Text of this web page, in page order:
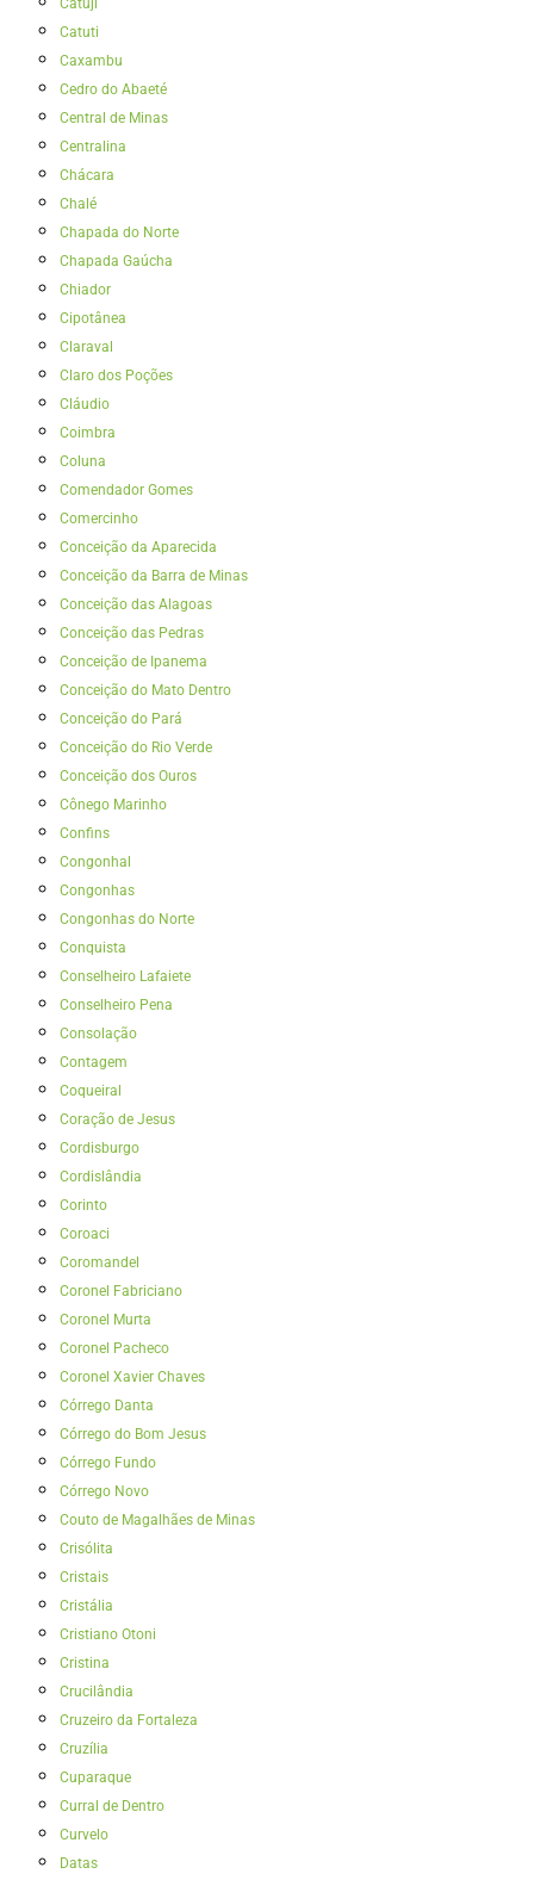
Catuji
Catuti
Caxambu
Cedro do Abaeté
Central de Minas
Centralina
Chácara
Chalé
Chapada do Norte
Chapada Gaúcha
Chiador
Cipotânea
Claraval
Claro dos Poções
Cláudio
Coimbra
Coluna
Comendador Gomes
Comercinho
Conceição da Aparecida
Conceição da Barra de Minas
Conceição das Alagoas
Conceição das Pedras
Conceição de Ipanema
Conceição do Mato Dentro
Conceição do Pará
Conceição do Rio Verde
Conceição dos Ouros
Cônego Marinho
Confins
Congonhal
Congonhas
Congonhas do Norte
Conquista
Conselheiro Lafaiete
Conselheiro Pena
Consolação
Contagem
Coqueiral
Coração de Jesus
Cordisburgo
Cordislândia
Corinto
Coroaci
Coromandel
Coronel Fabriciano
Coronel Murta
Coronel Pacheco
Coronel Xavier Chaves
Córrego Danta
Córrego do Bom Jesus
Córrego Fundo
Córrego Novo
Couto de Magalhães de Minas
Crisólita
Cristais
Cristália
Cristiano Otoni
Cristina
Crucilândia
Cruzeiro da Fortaleza
Cruzília
Cuparaque
Curral de Dentro
Curvelo
Datas